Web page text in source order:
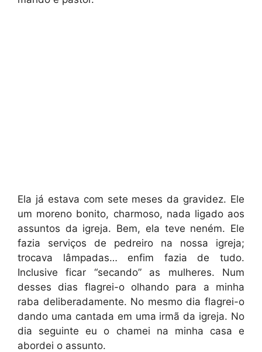
Ela já estava com sete meses da gravidez. Ele
um moreno bonito, charmoso, nada ligado aos
assuntos da igreja. Bem, ela teve neném. Ele
fazia serviços de pedreiro na nossa igreja;
trocava lâmpadas… enfim fazia de tudo.
Inclusive ficar “secando” as mulheres. Num
desses dias flagrei-o olhando para a minha
raba deliberadamente. No mesmo dia flagrei-o
dando uma cantada em uma irmã da igreja. No
dia seguinte eu o chamei na minha casa e
abordei o assunto.